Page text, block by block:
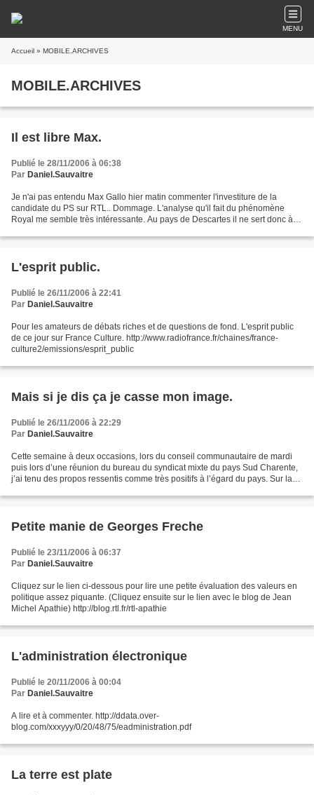
MENU
Accueil » MOBILE.ARCHIVES
MOBILE.ARCHIVES
Il est libre Max.
Publié le 28/11/2006 à 06:38
Par Daniel.Sauvaitre
Je n'ai pas entendu Max Gallo hier matin commenter l'investiture de la
candidate du PS sur RTL.. Dommage. L'analyse qu'il fait du phénomène
Royal me semble très intéressante. Au pays de Descartes il ne sert donc à
L'esprit public.
Publié le 26/11/2006 à 22:41
Par Daniel.Sauvaitre
Pour les amateurs de débats riches et de questions de fond. L'esprit public
de ce jour sur France Culture. http://www.radiofrance.fr/chaines/france-
culture2/emissions/esprit_public
Mais si je dis ça je casse mon image.
Publié le 26/11/2006 à 22:29
Par Daniel.Sauvaitre
Cette semaine à deux occasions, lors du conseil communautaire de mardi
puis lors d’une réunion du bureau du syndicat mixte du pays Sud Charente,
j’ai tenu des propos ressentis comme très positifs à l’égard du pays. Sur la
Petite manie de Georges Freche
Publié le 23/11/2006 à 06:37
Par Daniel.Sauvaitre
Cliquez sur le lien ci-dessous pour lire une petite évaluation des valeurs en
politique assez piquante. (Cliquez ensuite sur le lien avec le blog de Jean
Michel Apathie) http://blog.rtl.fr/rtl-apathie
L'administration électronique
Publié le 20/11/2006 à 00:04
Par Daniel.Sauvaitre
A lire et à commenter. http://ddata.over-
blog.com/xxxyyy/0/20/48/75/eadministration.pdf
La terre est plate